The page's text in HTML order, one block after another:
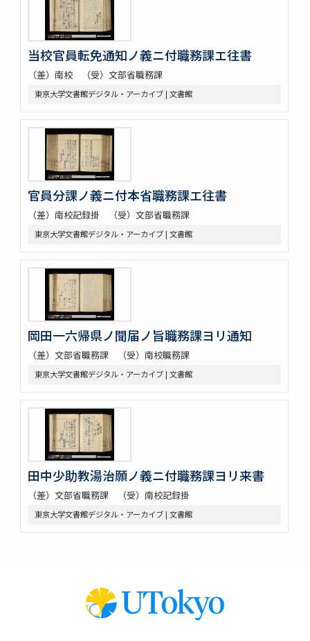
当校官員転免通知ノ義ニ付職務課エ往書
（差）南校 （受）文部省職務課
東京大学文書館デジタル・アーカイブ | 文書館
官員分課ノ義ニ付本省職務課エ往書
（差）南校記録掛 （受）文部省職務課
東京大学文書館デジタル・アーカイブ | 文書館
岡田一六帰県ノ聞届ノ旨職務課ヨリ通知
（差）文部省職務課 （受）南校職務課
東京大学文書館デジタル・アーカイブ | 文書館
田中少助教湯治願ノ義ニ付職務課ヨリ来書
（差）文部省職務課 （受）南校記録掛
東京大学文書館デジタル・アーカイブ | 文書館